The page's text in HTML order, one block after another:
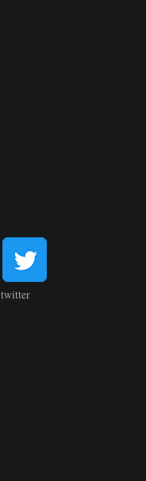
twitter